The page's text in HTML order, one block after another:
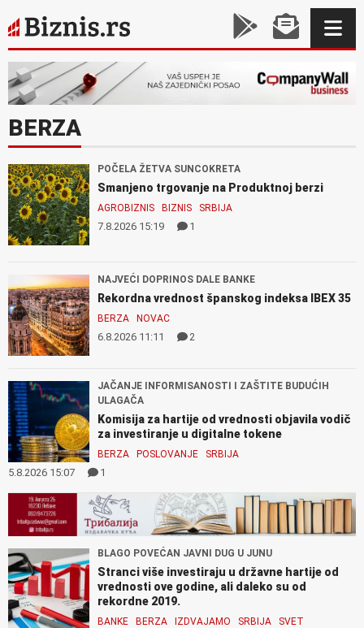
BERZA
POČELA ŽETVA SUNCOKRETA
Smanjeno trgovanje na Produktnoj berzi
AGROBIZNIS BIZNIS SRBIJA
7.8.2026 15:19 1
NAJVEĆI DOPRINOS DALE BANKE
Rekordna vrednost španskog indeksa IBEX 35
BERZA NOVAC
6.8.2026 11:11 2
JAČANJE INFORMISANOSTI I ZAŠTITE BUDUĆIH
ULAGAČA
Komisija za hartije od vrednosti objavila vodič
za investiranje u digitalne tokene
BERZA POSLOVANJE SRBIJA
5.8.2026 15:07 1
BLAGO POVEĆAN JAVNI DUG U JUNU
Stranci više investiraju u državne hartije od
vrednosti ove godine, ali daleko su od
rekordne 2019.
BANKE BERZA IZDVAJAMO SRBIJA SVET